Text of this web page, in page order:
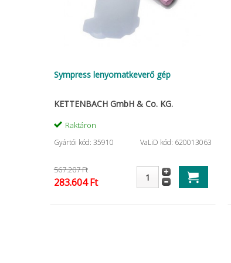
Sympress lenyomatkeverő gép
KETTENBACH GmbH & Co. KG.
Raktáron
Gyártói kód: 35910 VaLiD kód: 620013063
567.207 Ft
283.604 Ft